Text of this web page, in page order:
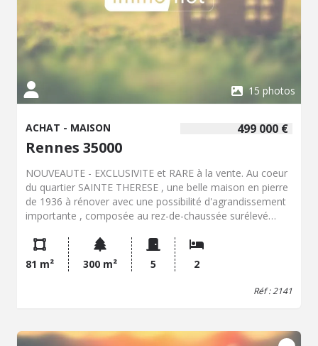
15 photos
499 000 €
ACHAT - MAISON
Rennes 35000
NOUVEAUTE - EXCLUSIVITE et RARE à la vente. Au coeur
du quartier SAINTE THERESE , une belle maison en pierre
de 1936 à rénover avec une possibilité d'agrandissement
importante , composée au rez-de-chaussée surélevé
donnant accès un un très beau jardin au calme et sans vis
à vis, une cuisine aménagée, une chambre, une salle
d'eau, un WC. A l'étage, une chambre avec un cabinet de
81 m² 300 m² 5 2
Réf : 2141